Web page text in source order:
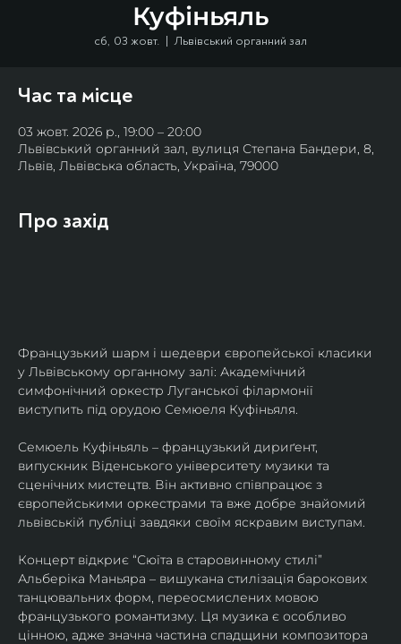
Куфіньяль
сб, 03 жовт.
  |
Львівський органний зал
Час та місце
03 жовт. 2026 р., 19:00 – 20:00
Львівський органний зал, вулиця Степана Бандери, 8,
Львів, Львівська область, Україна, 79000
Про захід
Французький шарм і шедеври європейської класики
у Львівському органному залі: Академічний
симфонічний оркестр Луганської філармонії
виступить під орудою Семюеля Куфіньяля.
Семюель Куфіньяль – французький дириґент,
випускник Віденського університету музики та
сценічних мистецтв. Він активно співпрацює з
європейськими оркестрами та вже добре знайомий
львівській публіці завдяки своїм яскравим виступам.
Концерт відкриє “Сюїта в старовинному стилі”
Альберіка Маньяра – вишукана стилізація барокових
танцювальних форм, переосмислених мовою
французького романтизму. Ця музика є особливо
цінною, адже значна частина спадщини композитора